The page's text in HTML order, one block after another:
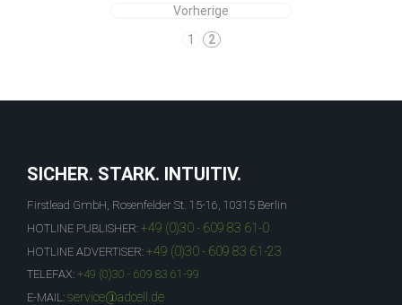
Vorherige
1
2
SICHER. STARK. INTUITIV.
Firstlead GmbH, Rosenfelder St. 15-16, 10315 Berlin
HOTLINE PUBLISHER: +49 (0)30 - 609 83 61-0
HOTLINE ADVERTISER: +49 (0)30 - 609 83 61-23
TELEFAX: +49 (0)30 - 609 83 61-99
E-MAIL: service@adcell.de